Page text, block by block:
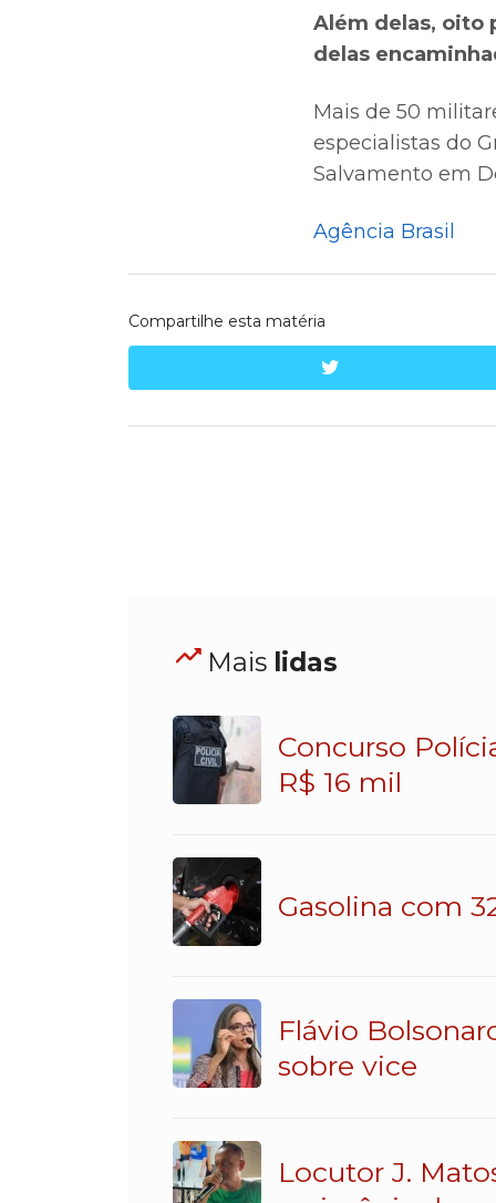
Além delas, oito
delas
Mais de 50
especialistas do
Salvamento em
Agência Brasil
Compartilhe esta matéria
Mais lidas
Concurso
R$ 16 mil
Gasolina com
Flávio
sobre vice
Locutor J.